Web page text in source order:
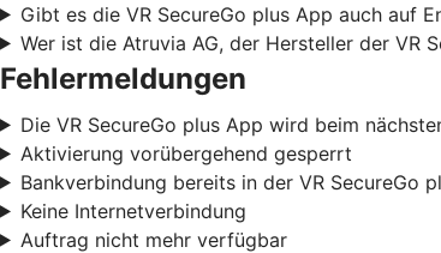
Gibt es die VR SecureGo plus App auch auf
Wer ist die Atruvia AG, der Hersteller der VR
Fehlermeldungen
Die VR SecureGo plus App wird beim
Aktivierung vorübergehend gesperrt
Bankverbindung bereits in der VR SecureGo
Keine Internetverbindung
Auftrag nicht mehr verfügbar